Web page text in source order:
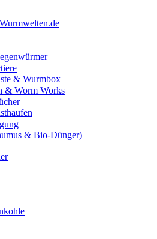
& Wurmbox
& Worm Works
& Bio-Dünger)